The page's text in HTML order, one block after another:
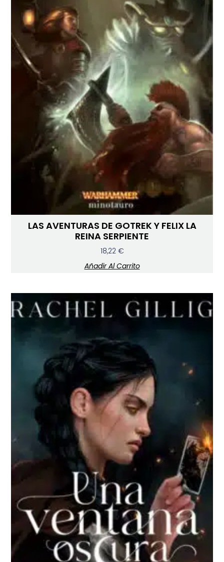
LAS AVENTURAS DE GOTREK Y FELIX LA
REINA SERPIENTE
18,22 €
Añadir Al Carrito